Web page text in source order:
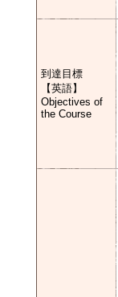
到達目標
【英語】
Objectives of
the Course